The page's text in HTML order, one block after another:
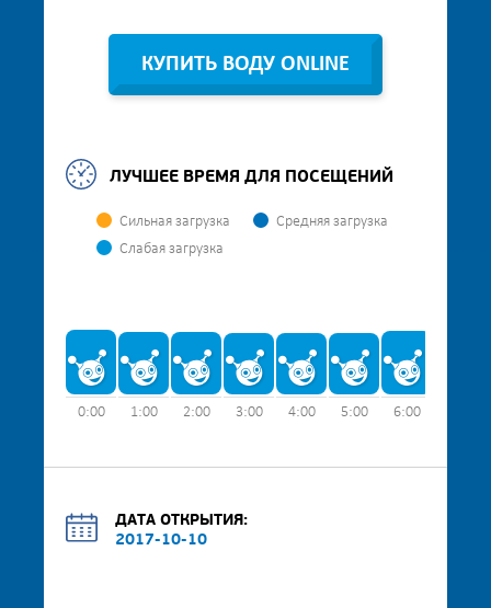
КУПИТЬ ВОДУ ONLINE
ЛУЧШЕЕ ВРЕМЯ ДЛЯ ПОСЕЩЕНИЙ
Сильная загрузка
Средняя загрузка
Слабая загрузка
0:00 1:00 2:00 3:00 4:00 5:00 6:00
ДАТА ОТКРЫТИЯ:
2017-10-10